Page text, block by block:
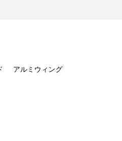
アルミウィング